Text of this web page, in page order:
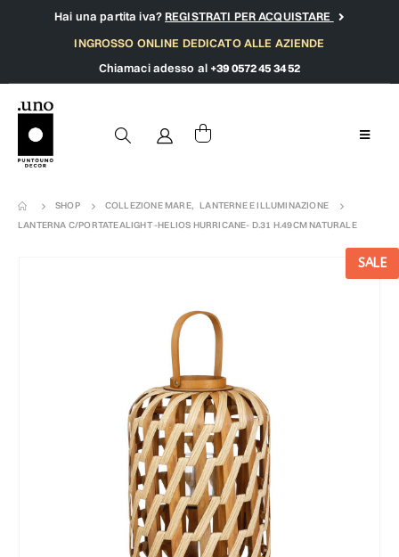
Hai una partita iva?REGISTRATI PER ACQUISTARE
INGROSSO ONLINE DEDICATO ALLE AZIENDE
Chiamaci adesso al +39 0572 45 34 52
SHOP COLLEZIONE MARE, LANTERNE E ILLUMINAZIONE
LANTERNA C/PORTATEALIGHT -HELIOS HURRICANE- D.31 H.49CM NATURALE
SALE